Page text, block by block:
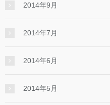
2014年9月
2014年7月
2014年6月
2014年5月